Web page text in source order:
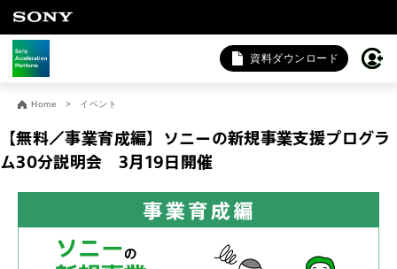
資料ダウンロード
Home イベント
【無料／事業育成編】ソニーの新規事業支援プログラ
ム30分説明会 3月19日開催
お問い合わせ
法人向けサービスに関するご相談・お問い合わせは以下のボタ
ンからお願いします（外部サイトにジャンプします）。
FAQ&個人お問い合わせは以下のボタンからお願いします。